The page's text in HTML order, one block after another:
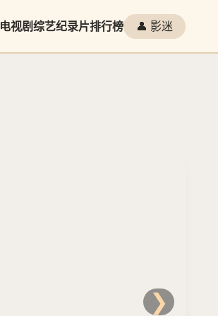
电视剧综艺纪录片排行榜 👤 影迷
❯